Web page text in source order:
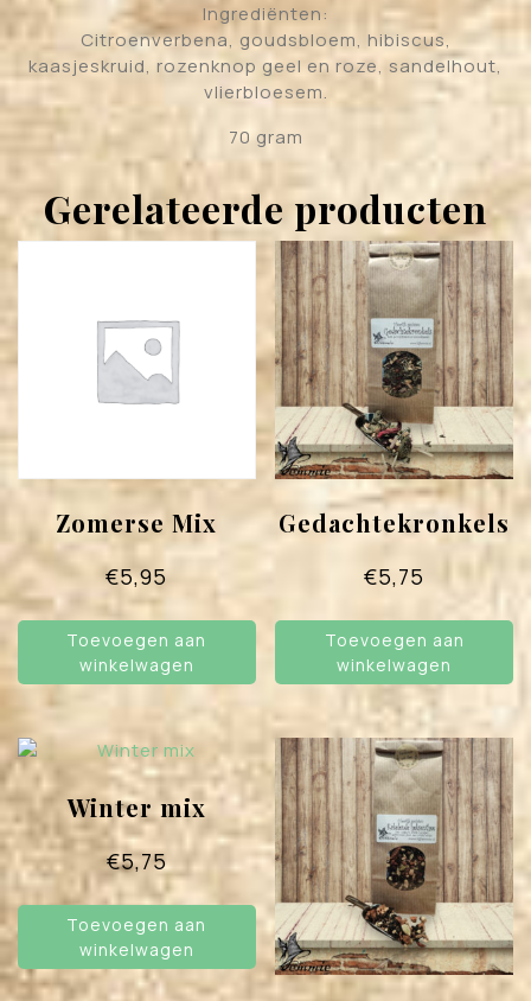
Ingrediënten:
Citroenverbena, goudsbloem, hibiscus,
kaasjeskruid, rozenknop geel en roze, sandelhout,
vlierbloesem.
70 gram
Gerelateerde producten
Zomerse Mix
€5,95
Toevoegen aan
winkelwagen
Gedachtekronkels
€5,75
Toevoegen aan
winkelwagen
Winter mix
€5,75
Toevoegen aan
winkelwagen